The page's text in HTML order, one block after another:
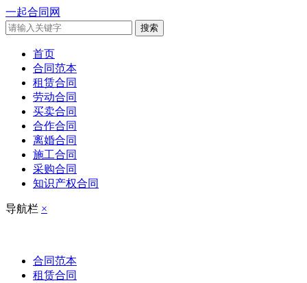
一起合同网
搜索
首页
合同范本
租赁合同
劳动合同
买卖合同
合作合同
离婚合同
施工合同
采购合同
知识产权合同
导航栏 ×
合同范本
租赁合同